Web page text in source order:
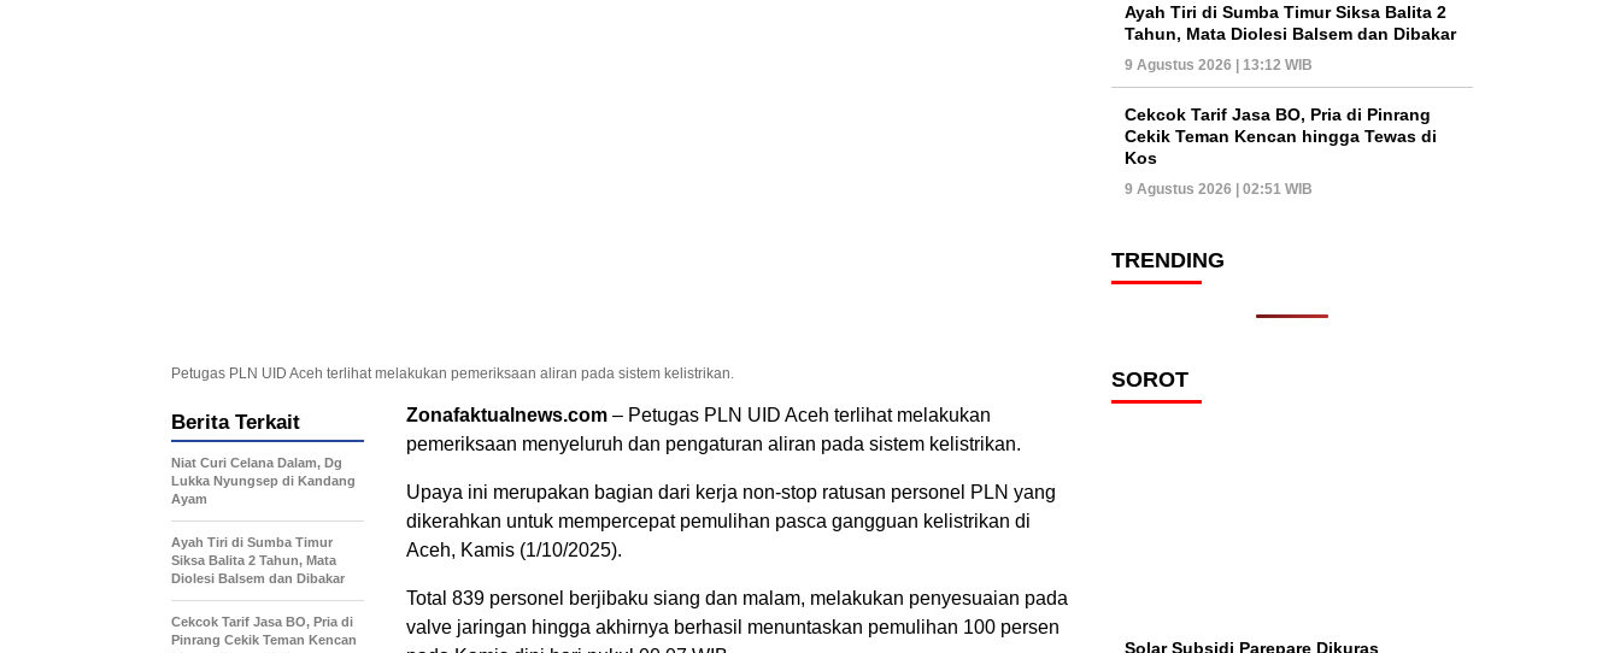
Petugas PLN UID Aceh terlihat melakukan pemeriksaan aliran pada sistem kelistrikan.
Zonafaktualnews.com – Petugas PLN UID Aceh terlihat melakukan
pemeriksaan menyeluruh dan pengaturan aliran pada sistem kelistrikan.
Upaya ini merupakan bagian dari kerja non-stop ratusan personel PLN yang
dikerahkan untuk mempercepat pemulihan pasca gangguan kelistrikan di
Aceh, Kamis (1/10/2025).
Total 839 personel berjibaku siang dan malam, melakukan penyesuaian pada
valve jaringan hingga akhirnya berhasil menuntaskan pemulihan 100 persen
Berita Terkait
Niat Curi Celana Dalam, Dg
Lukka Nyungsep di Kandang
Ayam
Ayah Tiri di Sumba Timur
Siksa Balita 2 Tahun, Mata
Diolesi Balsem dan Dibakar
Cekcok Tarif Jasa BO, Pria di
Pinrang Cekik Teman Kencan
Ayah Tiri di Sumba Timur Siksa Balita 2
Tahun, Mata Diolesi Balsem dan Dibakar
9 Agustus 2026 | 13:12 WIB
Cekcok Tarif Jasa BO, Pria di Pinrang
Cekik Teman Kencan hingga Tewas di
Kos
9 Agustus 2026 | 02:51 WIB
TRENDING
SOROT
Solar Subsidi Parepare Dikuras